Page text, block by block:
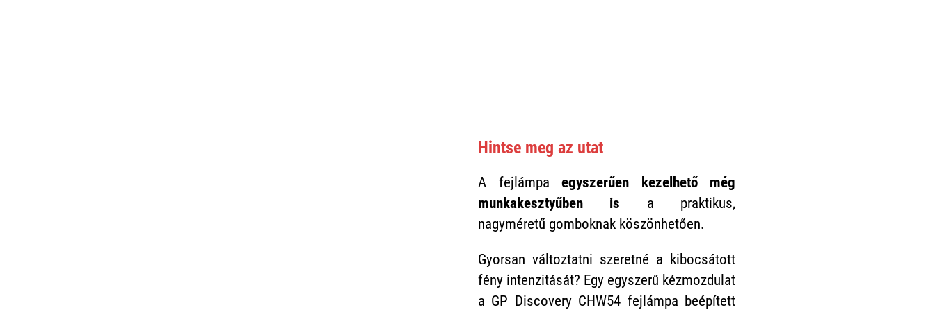
Hintse meg az utat
A fejlámpa egyszerűen kezelhető még
munkakesztyűben is a praktikus,
nagyméretű gomboknak köszönhetően.
Gyorsan változtatni szeretné a kibocsátott
fény intenzitását? Egy egyszerű kézmozdulat
a GP Discovery CHW54 fejlámpa beépített